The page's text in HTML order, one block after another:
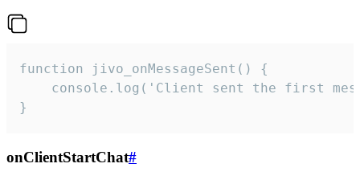
function jivo_onMessageSent() {
console.log('Client sent the first
}
onClientStartChat#